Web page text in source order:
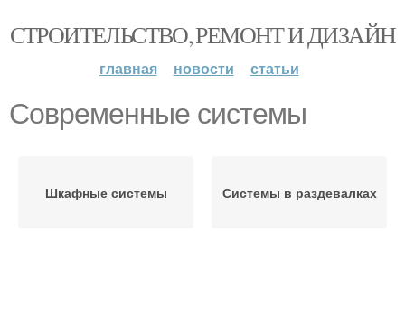
СТРОИТЕЛЬСТВО, РЕМОНТ И ДИЗАЙН
главная новости статьи
Современные системы
Шкафные системы Системы в раздевалках